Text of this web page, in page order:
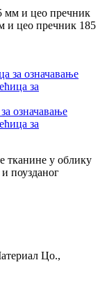
мм и цео пречник
и цео пречник 185
означавање
за
тканине у облику
поузданог
Цо.,